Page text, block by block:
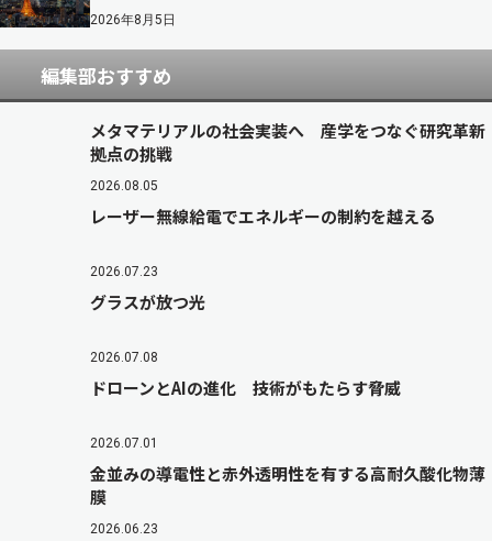
2026年8月5日
編集部おすすめ
メタマテリアルの社会実装へ 産学をつなぐ研究革新
拠点の挑戦
2026.08.05
レーザー無線給電でエネルギーの制約を越える
2026.07.23
グラスが放つ光
2026.07.08
ドローンとAIの進化 技術がもたらす脅威
2026.07.01
金並みの導電性と赤外透明性を有する高耐久酸化物薄
膜
2026.06.23